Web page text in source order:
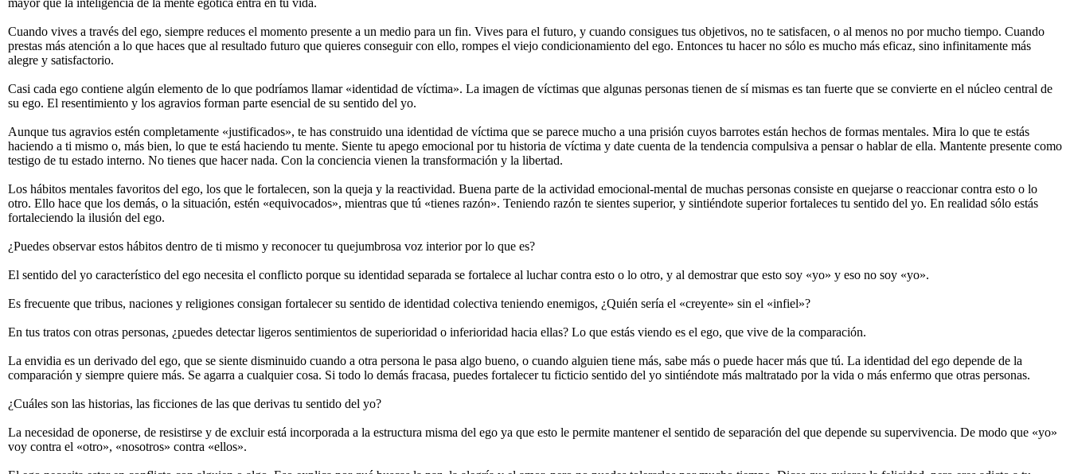
Cuando vives a través del ego, siempre reduces el momento presente a un medio para un fin. Vives para el futuro, y cuando consigues tus objetivos, no te satisfacen, o al menos no por mucho tiempo. Cuando
prestas más atención a lo que haces que al resultado futuro que quieres conseguir con ello, rompes el viejo condicionamiento del ego. Entonces tu hacer no sólo es mucho más eficaz, sino infinitamente más
alegre y satisfactorio.
Casi cada ego contiene algún elemento de lo que podríamos llamar «identidad de víctima». La imagen de víctimas que algunas personas tienen de sí mismas es tan fuerte que se convierte en el núcleo central de
su ego. El resentimiento y los agravios forman parte esencial de su sentido del yo.
Aunque tus agravios estén completamente «justificados», te has construido una identidad de víctima que se parece mucho a una prisión cuyos barrotes están hechos de formas mentales. Mira lo que te estás
haciendo a ti mismo o, más bien, lo que te está haciendo tu mente. Siente tu apego emocional por tu historia de víctima y date cuenta de la tendencia compulsiva a pensar o hablar de ella. Mantente presente como
testigo de tu estado interno. No tienes que hacer nada. Con la conciencia vienen la transformación y la libertad.
Los hábitos mentales favoritos del ego, los que le fortalecen, son la queja y la reactividad. Buena parte de la actividad emocional-mental de muchas personas consiste en quejarse o reaccionar contra esto o lo
otro. Ello hace que los demás, o la situación, estén «equivocados», mientras que tú «tienes razón». Teniendo razón te sientes superior, y sintiéndote superior fortaleces tu sentido del yo. En realidad sólo estás
fortaleciendo la ilusión del ego.
¿Puedes observar estos hábitos dentro de ti mismo y reconocer tu quejumbrosa voz interior por lo que es?
El sentido del yo característico del ego necesita el conflicto porque su identidad separada se fortalece al luchar contra esto o lo otro, y al demostrar que esto soy «yo» y eso no soy «yo».
Es frecuente que tribus, naciones y religiones consigan fortalecer su sentido de identidad colectiva teniendo enemigos, ¿Quién sería el «creyente» sin el «infiel»?
En tus tratos con otras personas, ¿puedes detectar ligeros sentimientos de superioridad o inferioridad hacia ellas? Lo que estás viendo es el ego, que vive de la comparación.
La envidia es un derivado del ego, que se siente disminuido cuando a otra persona le pasa algo bueno, o cuando alguien tiene más, sabe más o puede hacer más que tú. La identidad del ego depende de la
comparación y siempre quiere más. Se agarra a cualquier cosa. Si todo lo demás fracasa, puedes fortalecer tu ficticio sentido del yo sintiéndote más maltratado por la vida o más enfermo que otras personas.
¿Cuáles son las historias, las ficciones de las que derivas tu sentido del yo?
La necesidad de oponerse, de resistirse y de excluir está incorporada a la estructura misma del ego ya que esto le permite mantener el sentido de separación del que depende su supervivencia. De modo que «yo»
voy contra el «otro», «nosotros» contra «ellos».